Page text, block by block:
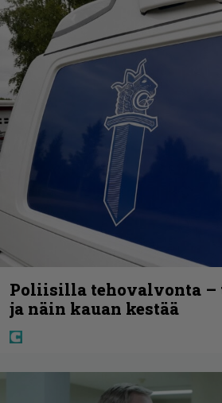
Poliisilla tehovalvonta –
ja näin kauan kestää